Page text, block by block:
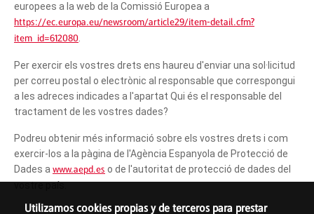
europees a la web de la Comissió Europea a
https://ec.europa.eu/newsroom/article29/item-detail.cfm?
item_id=612080
Per exercir els vostres drets ens haureu d'enviar una sol·licitud
per correu postal o electrònic al responsable que correspongui
a les adreces indicades a l'apartat Qui és el responsable del
tractament de les vostres dades?
Podreu obtenir més informació sobre els vostres drets i com
exercir-los a la pàgina de l'Agència Espanyola de Protecció de
Dades a www.aepd.es o de l'autoritat de protecció de dades del
vostre país.
Utilizamos cookies propias y de terceros para prestar